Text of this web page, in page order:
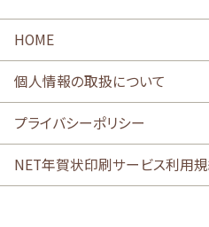
HOME
個人情報の取扱について
プライバシーポリシー
NET年賀状印刷サービス利用